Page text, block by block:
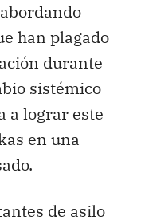
han plagado
durante
sistémico
a lograr este
en una
de asilo